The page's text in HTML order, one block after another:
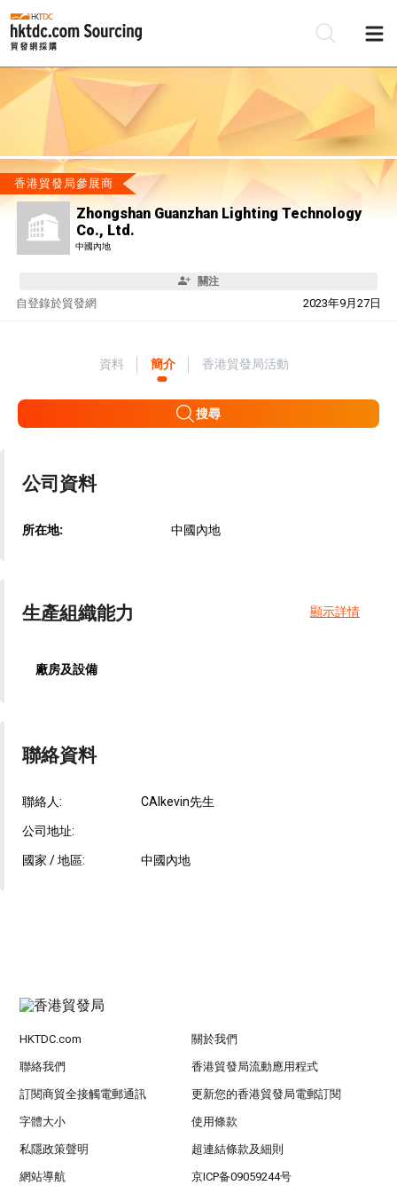
香港貿發局參展商
Zhongshan Guanzhan Lighting Technology
Co., Ltd.
中國內地
關注
自 2023年9月27日
登錄於貿發網
資料 簡介 香港貿發局活動
搜尋
公司資料
所在地: 中國內地
生產組織能力 顯示詳情
廠房及設備
聯絡資料
聯絡人: CAIkevin先生
公司地址:
國家 / 地區: 中國內地
HKTDC.com 關於我們
聯絡我們 香港貿發局流動應用程式
訂閱商貿全接觸電郵通訊 更新您的香港貿發局電郵訂閱
字體大小 使用條款
私隱政策聲明 超連結條款及細則
網站導航 京ICP备09059244号